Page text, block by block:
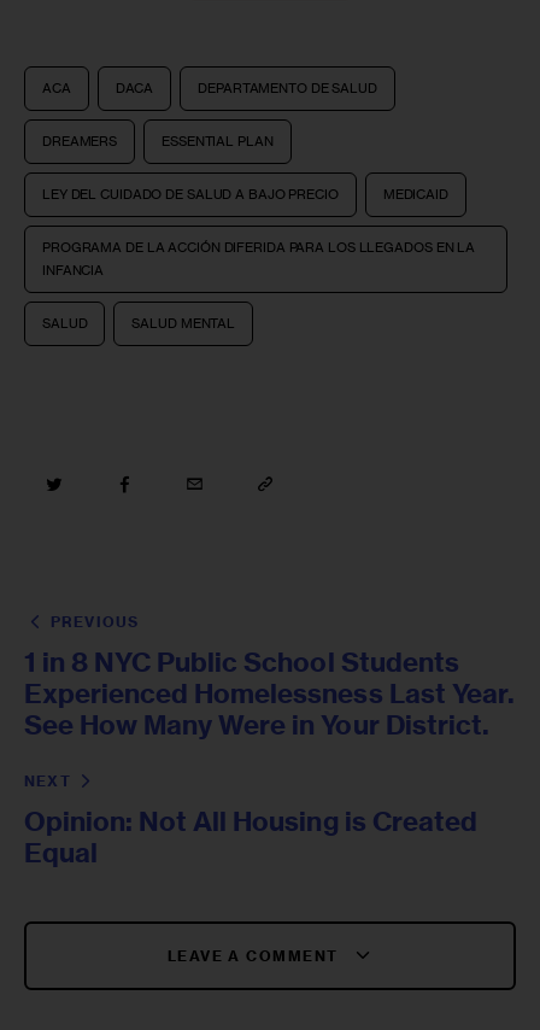
ACA DACA DEPARTAMENTO DE SALUD
DREAMERS ESSENTIAL PLAN
LEY DEL CUIDADO DE SALUD A BAJO PRECIO MEDICAID
PROGRAMA DE LA ACCIÓN DIFERIDA PARA LOS LLEGADOS EN LA
INFANCIA
SALUD SALUD MENTAL
PREVIOUS
1 in 8 NYC Public School Students
Experienced Homelessness Last Year.
See How Many Were in Your District.
NEXT
Opinion: Not All Housing is Created
Equal
LEAVE A COMMENT